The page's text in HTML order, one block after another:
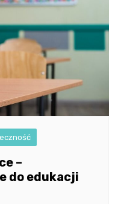
–
do edukacji